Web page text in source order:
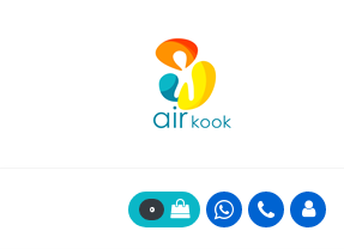
0